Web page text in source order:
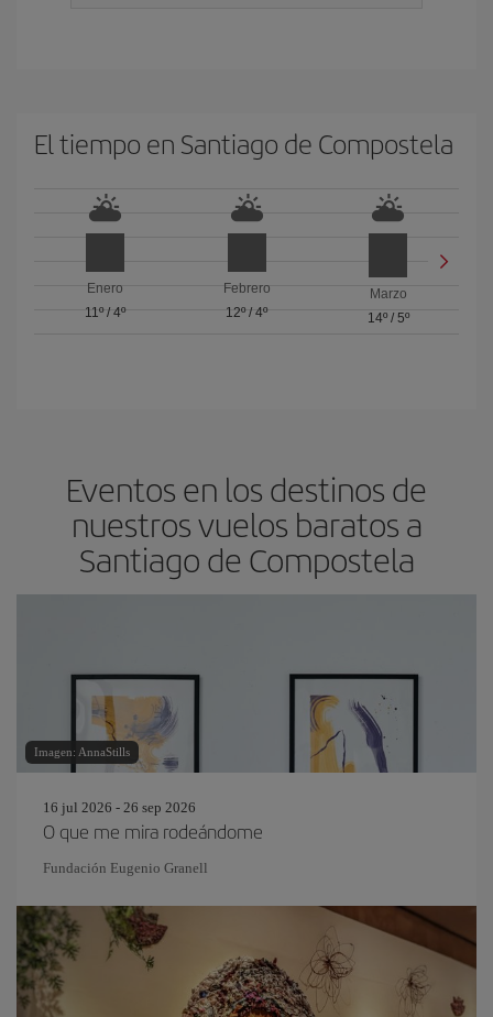
El tiempo en Santiago de Compostela
Enero
11º/ 4º
Febrero
12º/ 4º
Marzo
14º/ 5º
Eventos en los destinos de
nuestros vuelos baratos a
Santiago de Compostela
Imagen: AnnaStills
16 jul 2026 - 26 sep 2026
O que me mira rodeándome
Fundación Eugenio Granell